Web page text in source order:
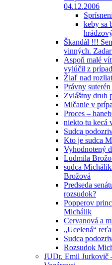
04.12.2006
keby sa
Škandál !!!
vinných.
Aspoň malé
vylúčil z
Žiaľ nad
Právny
Zvláštny druh
Mlčanie v
Proces –
niekto tu kecá
Sudca
Kto je sudca
Vyhodnotený
Ludmila
sudca
Brožová
Predseda
rozsudok?
Popperov
Michálik
Cervanová a
„Ucelená“
Sudca
Rozsudok
JUDr. Emil Jurkovič